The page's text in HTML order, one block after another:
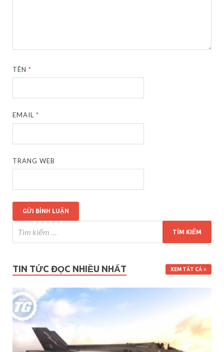
TÊN*
EMAIL*
TRANG WEB
TIN TỨC ĐỌC NHIỀU NHẤT XEM TẤT CẢ